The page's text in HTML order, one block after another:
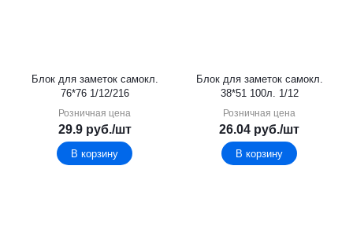
Блок для заметок самокл.
76*76 1/12/216
Розничная цена
29.9руб./шт
В корзину
Блок для заметок самокл.
38*51 100л. 1/12
Розничная цена
26.04 руб./шт
В корзину